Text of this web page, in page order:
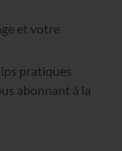
et votre
pratiques
abonnant à la